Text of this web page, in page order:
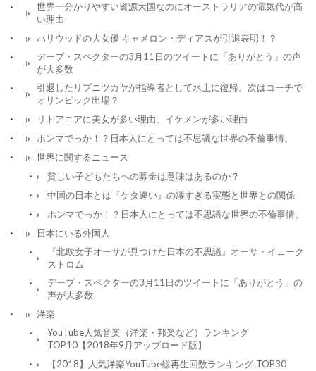
世界一分かりやすい資源大国なのにオーストラリアの電気代が高
い理由
ハリウッドの大女優 キャメロン・ディアスが引退表明！？
デーブ・スペクターの3月11日のツイートに「ありがとう」の声
が大多数
引退したリプニツカヤが指導者として氷上に復帰。次はコーチで
オリンピック出場？
リトアニアに美女が多い理由、イケメンが多い理由
ホンマでっか！？日本人にとっては不思議な世界の不倫事情。
世界に関するニュース
貧しい子どもたちへの募金は意味はあるのか？
中国の日本とは『ケタ違い』の凄すぎる実態と世界との関係
ホンマでっか！？日本人にとっては不思議な世界の不倫事情。
日本にいる外国人
『北欧女子オーサが見つけた日本の不思議』オーサ・イェーク
ストロム
デーブ・スペクターの3月11日のツイートに「ありがとう」の
声が大多数
洋楽
YouTube人気音楽（洋楽・邦楽など）ランキング
TOP10【2018年9月アップロード版】
【2018】人気洋楽YouTube総再生回数ランキング‐TOP30